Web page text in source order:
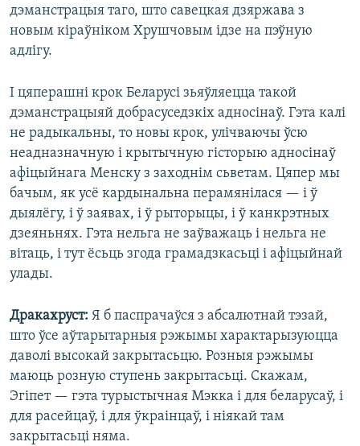
дэманстрацыя таго, што савецкая дзяржава з
новым кіраўніком Хрушчовым ідзе на пэўную
адлігу.
І цяперашні крок Беларусі зьяўляецца такой
дэманстрацыяй добрасуседзкіх адносінаў. Гэта калі
не радыкальны, то новы крок, улічваючы ўсю
неадназначную і крытычную гісторыю адносінаў
афіцыйнага Менску з заходнім сьветам. Цяпер мы
бачым, як усё кардынальна перамянілася — і ў
дыялёгу, і ў заявах, і ў рыторыцы, і ў канкрэтных
дзеяньнях. Гэта нельга не заўважаць і нельга не
вітаць, і тут ёсьць згода грамадзкасьці і афіцыйнай
улады.
Дракахруст: Я б паспрачаўся з абсалютнай тэзай,
што ўсе аўтарытарныя рэжымы характарызуюцца
даволі высокай закрытасьцю. Розныя рэжымы
маюць розную ступень закрытасьці. Скажам,
Эгіпет — гэта турыстычная Мэкка і для беларусаў, і
для расейцаў, і для ўкраінцаў, і ніякай там
закрытасьці няма.